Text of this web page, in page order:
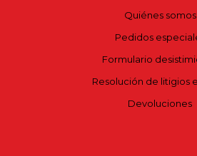
Quiénes somos
Pedidos
Formulario
Resolución de litigios
Devoluciones